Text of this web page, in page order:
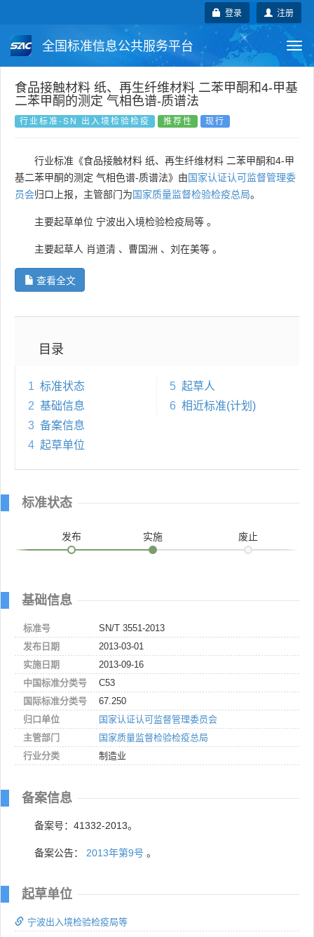
注册
登录
全国标准信息公共服务平台
国家标准 行业标准 地方标准
团体标准 企业标准
国外标准 技术委员会
食品接触材料 纸、再生纤维材料 二苯甲酮和4-甲基
二苯甲酮的测定 气相色谱-质谱法
行业标准-SN 出入境检验检疫 推荐性 现行
行业标准《食品接触材料 纸、再生纤维材料 二苯甲酮和4-甲
基二苯甲酮的测定 气相色谱-质谱法》由国家认证认可监督管理委
员会归口上报，主管部门为国家质量监督检验检疫总局。
主要起草单位 宁波出入境检验检疫局等 。
主要起草人 肖道清 、 曹国洲 、 刘在美等 。
查看全文
目录
1 标准状态
2 基础信息
3 备案信息
4 起草单位
5 起草人
6 相近标准(计划)
标准状态
发布 实施 废止
基础信息
标准号
SN/T 3551-2013
发布日期
2013-03-01
实施日期
2013-09-16
中国标准分类号
C53
国际标准分类号
67.250
归口单位
国家认证认可监督管理委员会
主管部门
国家质量监督检验检疫总局
行业分类
制造业
备案信息
备案号：41332-2013。
备案公告： 2013年第9号 。
起草单位
宁波出入境检验检疫局等